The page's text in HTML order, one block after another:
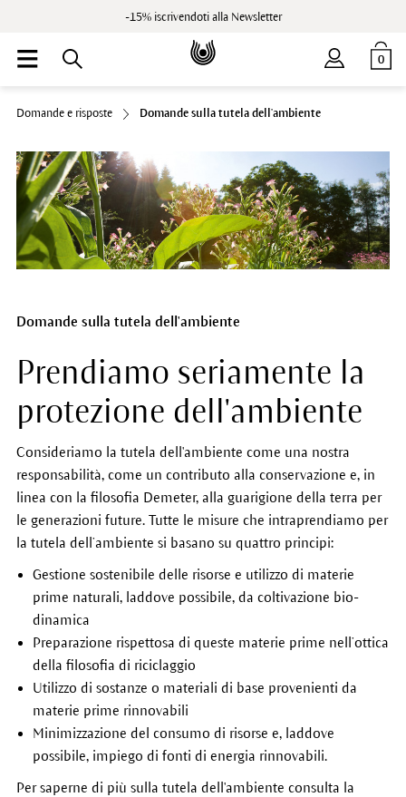
-15% iscrivendoti alla Newsletter
0
Domande e risposte Domande sulla tutela dell'ambiente
Domande sulla tutela dell'ambiente
Prendiamo seriamente la
protezione dell'ambiente
Consideriamo la tutela dell'ambiente come una nostra
responsabilità, come un contributo alla conservazione e, in
linea con la filosofia Demeter, alla guarigione della terra per
le generazioni future. Tutte le misure che intraprendiamo per
la tutela dell’ambiente si basano su quattro principi:
Gestione sostenibile delle risorse e utilizzo di materie
prime naturali, laddove possibile, da coltivazione bio-
dinamica
Preparazione rispettosa di queste materie prime nell’ottica
della filosofia di riciclaggio
Utilizzo di sostanze o materiali di base provenienti da
materie prime rinnovabili
Minimizzazione del consumo di risorse e, laddove
possibile, impiego di fonti di energia rinnovabili.
Per saperne di più sulla tutela dell'ambiente consulta la